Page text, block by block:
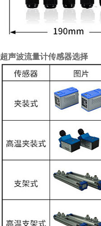
超声波流量计传感器选择